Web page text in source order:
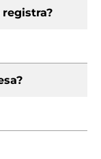
registra?